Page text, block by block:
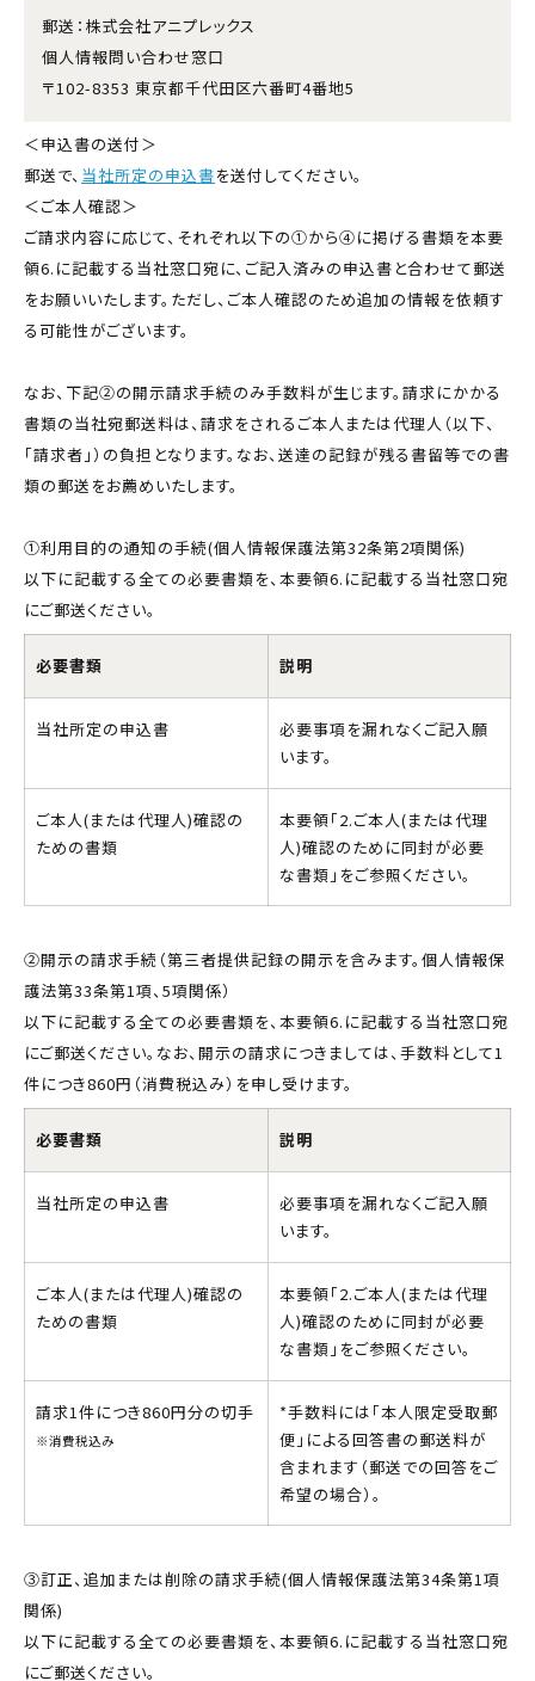
郵送：株式会社アニプレックス
個人情報問い合わせ窓口
〒102-8353 東京都千代田区六番町4番地5
＜申込書の送付＞
郵送で、 当社所定の申込書を送付してください。
＜ご本人確認＞
ご請求内容に応じて、それぞれ以下の①から④に掲げる書類を本要
領6.に記載する当社窓口宛に、ご記入済みの申込書と合わせて郵送
をお願いいたします。ただし、ご本人確認のため追加の情報を依頼す
る可能性がございます。
なお、下記②の開示請求手続のみ手数料が生じます。請求にかかる
書類の当社宛郵送料は、請求をされるご本人または代理人（以下、
「請求者」）の負担となります。なお、送達の記録が残る書留等での書
類の郵送をお薦めいたします。
①利用目的の通知の手続(個人情報保護法第32条第2項関係)
以下に記載する全ての必要書類を、本要領6.に記載する当社窓口宛
にご郵送ください。
必要書類 説明
当社所定の申込書
必要事項を漏れなくご記入願
います。
ご本人(または代理人)確認の
ための書類
本要領｢2.ご本人(または代理
人)確認のために同封が必要
な書類｣をご参照ください。
②開示の請求手続（第三者提供記録の開示を含みます。個人情報保
護法第33条第1項、5項関係）
以下に記載する全ての必要書類を、本要領6.に記載する当社窓口宛
にご郵送ください。なお、開示の請求につきましては、手数料として1
件につき860円（消費税込み）を申し受けます。
必要書類 説明
当社所定の申込書
必要事項を漏れなくご記入願
います。
ご本人(または代理人)確認の
ための書類
本要領｢2.ご本人(または代理
人)確認のために同封が必要
な書類｣をご参照ください。
請求1件につき860円分の切手
※消費税込み
*手数料には｢本人限定受取郵
便｣による回答書の郵送料が
含まれます（郵送での回答をご
希望の場合）。
③訂正、追加または削除の請求手続(個人情報保護法第34条第1項
関係)
以下に記載する全ての必要書類を、本要領6.に記載する当社窓口宛
にご郵送ください。